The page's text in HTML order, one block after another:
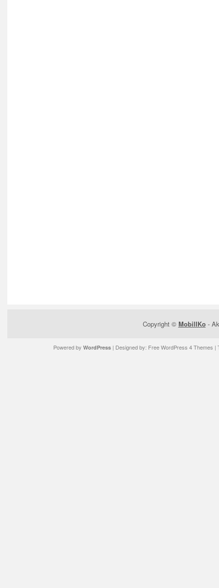
Copyright © MobilIKo-
Powered by WordPress| Designed by: Free WordPress 4 Themes |